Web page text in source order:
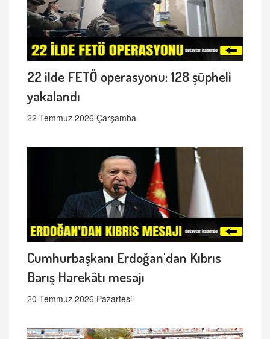
22 ilde FETÖ operasyonu: 128 şüpheli
yakalandı
22 Temmuz 2026 Çarşamba
Cumhurbaşkanı Erdoğan'dan Kıbrıs
Barış Harekâtı mesajı
20 Temmuz 2026 Pazartesi